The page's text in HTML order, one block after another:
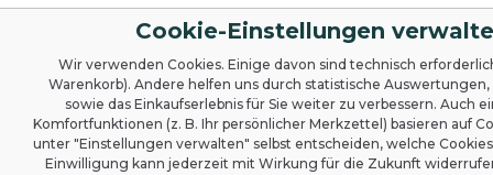
Cookie-Einstellungen
Wir verwenden Cookies. Einige davon sind technisch
Warenkorb). Andere helfen uns durch statistische
sowie das Einkaufserlebnis für Sie weiter zu verbessern. Auch
Komfortfunktionen (z. B. Ihr persönlicher Merkzettel) basieren auf
unter "Einstellungen verwalten" selbst entscheiden, welche Cookies
Einwilligung kann jederzeit mit Wirkung für die Zukunft